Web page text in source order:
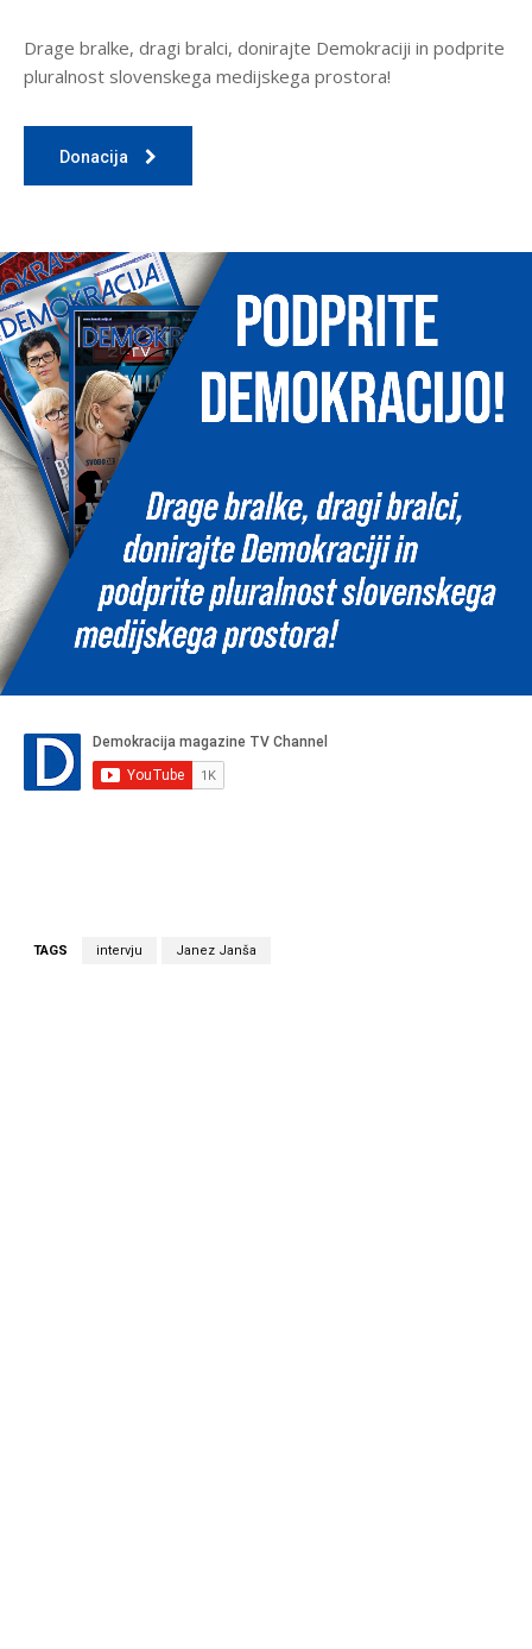
Drage bralke, dragi bralci, donirajte Demokraciji in podprite
pluralnost slovenskega medijskega prostora!
Donacija
TAGS intervju Janez Janša